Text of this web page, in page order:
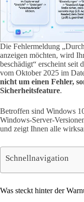
Die Fehlermeldung
anzeigen möchten, wird
beschädigt“ erscheint seit
vom Oktober 2025 im
nicht um einen Fehler,
Sicherheitsfeature.
Betroffen sind Windows
Windows-Server-
und zeigt Ihnen alle
Schnellnavigation
Was steckt hinter der